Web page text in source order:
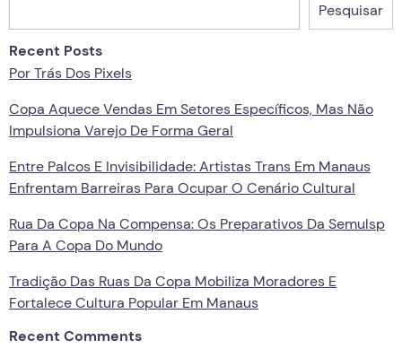
Pesquisar
Recent Posts
Por Trás Dos Pixels
Copa Aquece Vendas Em Setores Específicos, Mas Não
Impulsiona Varejo De Forma Geral
Entre Palcos E Invisibilidade: Artistas Trans Em Manaus
Enfrentam Barreiras Para Ocupar O Cenário Cultural
Rua Da Copa Na Compensa: Os Preparativos Da Semulsp
Para A Copa Do Mundo
Tradição Das Ruas Da Copa Mobiliza Moradores E
Fortalece Cultura Popular Em Manaus
Recent Comments